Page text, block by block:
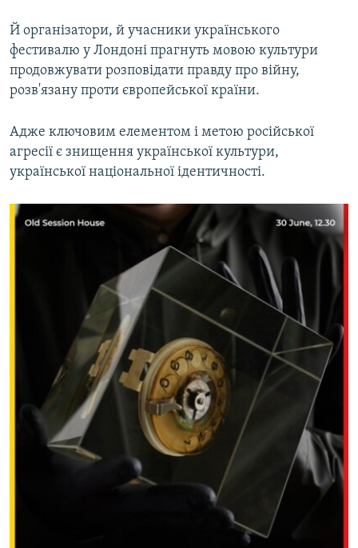
Й організатори, й учасники українського
фестивалю у Лондоні прагнуть мовою культури
продовжувати розповідати правду про війну,
розв'язану проти європейської країни.
Адже ключовим елементом і метою російської
агресії є знищення української культури,
української національної ідентичності.